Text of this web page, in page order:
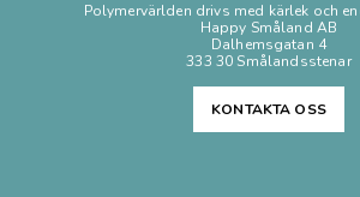
Polymervärlden drivs med kärlek och
Happy Småland AB
Dalhemsgatan 4
333 30 Smålandsstenar
KONTAKTA OSS